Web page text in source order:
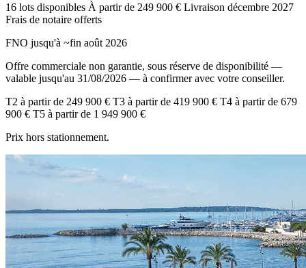
16 lots disponibles À partir de 249 900 € Livraison décembre 2027
Frais de notaire offerts
FNO jusqu'à ~fin août 2026
Offre commerciale non garantie, sous réserve de disponibilité —
valable jusqu'au 31/08/2026 — à confirmer avec votre conseiller.
T2 à partir de 249 900 € T3 à partir de 419 900 € T4 à partir de 679
900 € T5 à partir de 1 949 900 €
Prix hors stationnement.